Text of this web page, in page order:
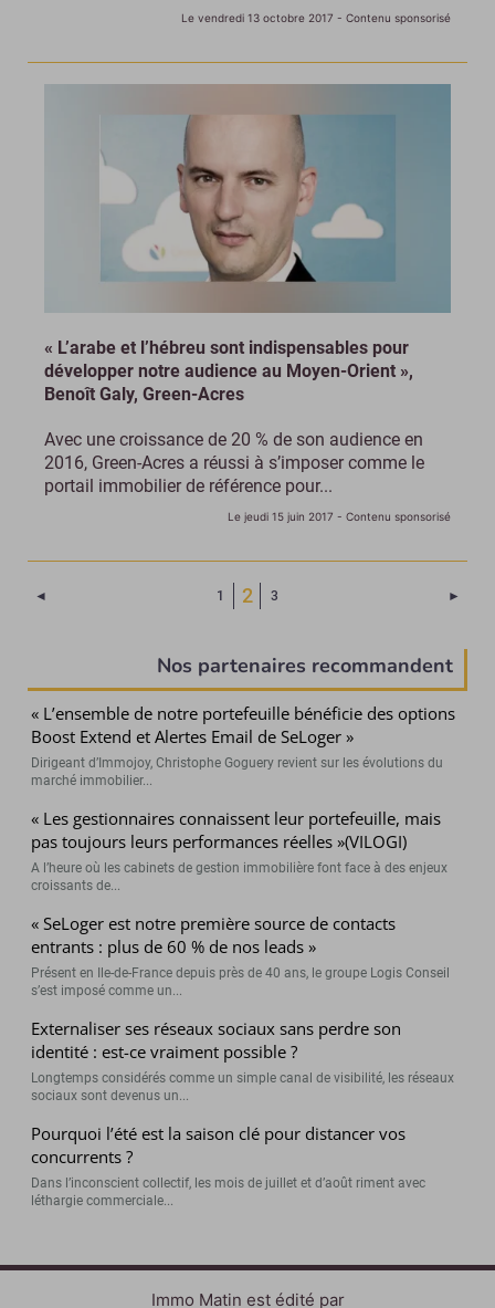
Le vendredi 13 octobre 2017 - Contenu sponsorisé
« L’arabe et l’hébreu sont indispensables pour
développer notre audience au Moyen-Orient »,
Benoît Galy, Green-Acres
Avec une croissance de 20 % de son audience en
2016, Green-Acres a réussi à s’imposer comme le
portail immobilier de référence pour...
Le jeudi 15 juin 2017 - Contenu sponsorisé
◄ 1 2(Page courante)
3 ►
Nos partenaires recommandent
« L’ensemble de notre portefeuille bénéficie des options
Boost Extend et Alertes Email de SeLoger »
Dirigeant d’Immojoy, Christophe Goguery revient sur les évolutions du
marché immobilier...
« Les gestionnaires connaissent leur portefeuille, mais
pas toujours leurs performances réelles »(VILOGI)
A l’heure où les cabinets de gestion immobilière font face à des enjeux
croissants de...
« SeLoger est notre première source de contacts
entrants : plus de 60 % de nos leads »
Présent en Ile-de-France depuis près de 40 ans, le groupe Logis Conseil
s’est imposé comme un...
Externaliser ses réseaux sociaux sans perdre son
identité : est-ce vraiment possible ?
Longtemps considérés comme un simple canal de visibilité, les réseaux
sociaux sont devenus un...
Pourquoi l’été est la saison clé pour distancer vos
concurrents ?
Dans l’inconscient collectif, les mois de juillet et d’août riment avec
léthargie commerciale...
Immo Matin est édité par